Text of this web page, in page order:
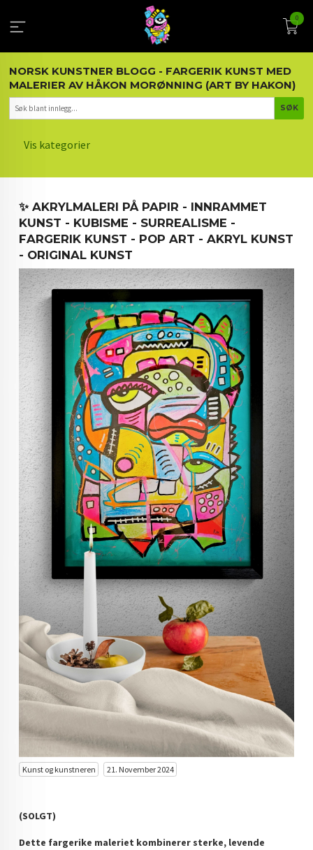
innholdet
0
NORSK KUNSTNER BLOGG - FARGERIK KUNST MED
MALERIER AV HÅKON MORØNNING (ART BY HAKON)
Vis kategorier
KUNST OG KUNSTNEREN
MALERIER BLOGG
ARTIKLER OM KUNST
INTERIØR OG KUNST
KUNST INVESTERING
KUNSTSTILER
FARGETEORI
KJØP KUNST TIL SALGS
POP ART
FARGERIK KUNST
MALERIER TIL SALGS
KUNST
KUNSTNER BLOGG - EN KUNSTNERS DAGBOK
STORE MALERIER TIL STUE
NORSK KUNST
DOPAMIN DECOR NORGE
DOPAMIN DECOR NORGE
✨ AKRYLMALERI PÅ PAPIR - INNRAMMET
KUNST - KUBISME - SURREALISME -
FARGERIK KUNST - POP ART - AKRYL KUNST
- ORIGINAL KUNST
Kunst og kunstneren 21. November 2024
(SOLGT)
Dette fargerike maleriet kombinerer sterke, levende